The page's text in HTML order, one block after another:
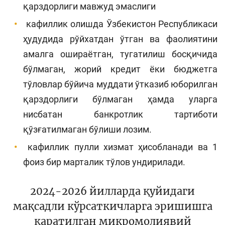
қарздорлиги мавжуд эмаслиги
кафиллик олишда Ўзбекистон Республикаси
ҳудудида рўйхатдан ўтган ва фаолиятини
амалга ошираётган, тугатилиш босқичида
бўлмаган, жорий кредит ёки бюджетга
тўловлар бўйича муддати ўтказиб юборилган
қарздорлиги бўлмаган ҳамда уларга
нисбатан банкротлик тартиботи
қўзғатилмаган бўлиши лозим.
кафиллик пулли хизмат ҳисобланади ва 1
фоиз бир марталик тўлов ундирилади.
2024-2026 йилларда қуйидаги
мақсадли кўрсаткичларга эришишга
қаратилган микромолиявий